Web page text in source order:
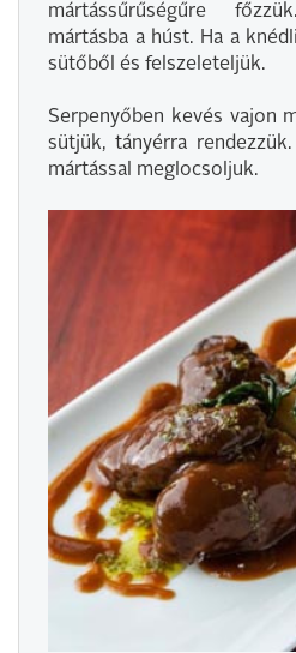
mártássűrűségűre
mártásba a húst. Ha a
sütőből és felszeleteljük.
Serpenyőben kevés vajon
sütjük, tányérra
mártással meglocsoljuk.